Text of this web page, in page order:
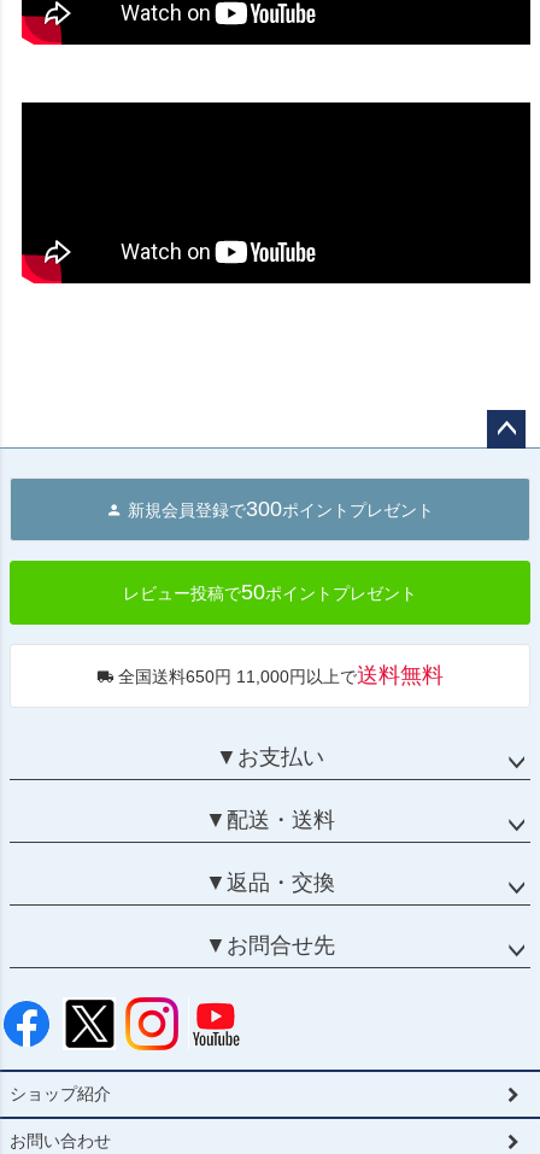
へ
新規会員登録で300ポイントプレゼント
レビュー投稿で50ポイントプレゼント
全国送料650円 11,000円以上で送料無料
▼お支払い
▼配送・送料
▼返品・交換
▼お問合せ先
ショップ紹介
お問い合わせ